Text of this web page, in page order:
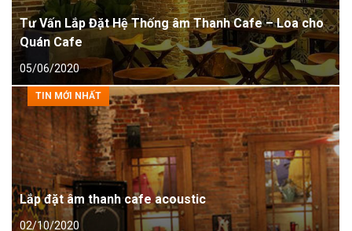
Tư Vấn Lắp Đặt Hệ Thống âm Thanh Cafe – Loa cho
Quán Cafe
05/06/2020
TIN MỚI NHẤT
Lắp đặt âm thanh cafe acoustic
02/10/2020